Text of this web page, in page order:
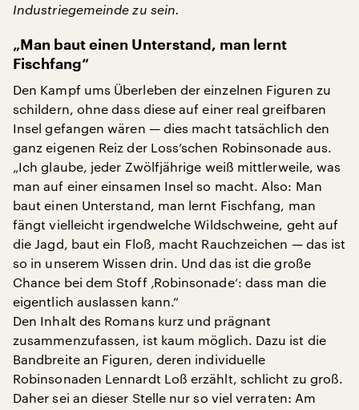
Industriegemeinde zu sein.
„Man baut einen Unterstand, man lernt
Fischfang“
Den Kampf ums Überleben der einzelnen Figuren zu
schildern, ohne dass diese auf einer real greifbaren
Insel gefangen wären — dies macht tatsächlich den
ganz eigenen Reiz der Loss’schen Robinsonade aus.
„Ich glaube, jeder Zwölfjährige weiß mittlerweile, was
man auf einer einsamen Insel so macht. Also: Man
baut einen Unterstand, man lernt Fischfang, man
fängt vielleicht irgendwelche Wildschweine, geht auf
die Jagd, baut ein Floß, macht Rauchzeichen — das ist
so in unserem Wissen drin. Und das ist die große
Chance bei dem Stoff ‚Robinsonade‘: dass man die
eigentlich auslassen kann.“
Den Inhalt des Romans kurz und prägnant
zusammenzufassen, ist kaum möglich. Dazu ist die
Bandbreite an Figuren, deren individuelle
Robinsonaden Lennardt Loß erzählt, schlicht zu groß.
Daher sei an dieser Stelle nur so viel verraten: Am